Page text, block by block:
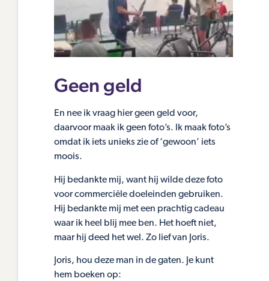
Geen geld
En nee ik vraag hier geen geld voor,
daarvoor maak ik geen foto’s. Ik maak foto’s
omdat ik iets unieks zie of ‘gewoon’ iets
moois.
Hij bedankte mij, want hij wilde deze foto
voor commerciële doeleinden gebruiken.
Hij bedankte mij met een prachtig cadeau
waar ik heel blij mee ben. Het hoeft niet,
maar hij deed het wel. Zo lief van Joris.
Joris, hou deze man in de gaten. Je kunt
hem boeken op: